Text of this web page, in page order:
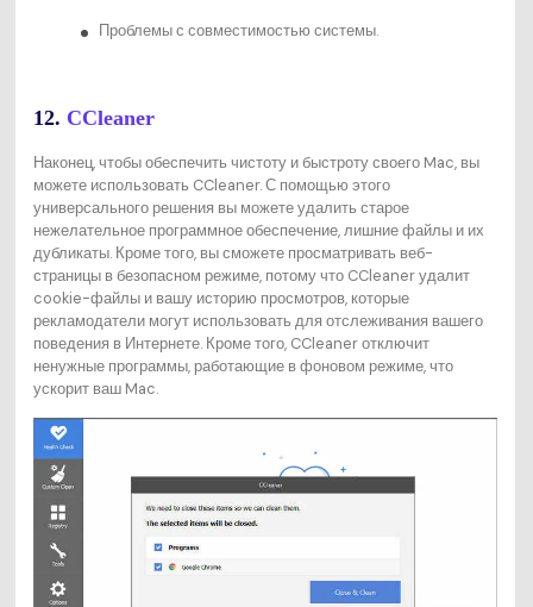
Проблемы с совместимостью системы.
12. CCleaner
Наконец, чтобы обеспечить чистоту и быстроту своего Mac, вы
можете использовать CCleaner. С помощью этого
универсального решения вы можете удалить старое
нежелательное программное обеспечение, лишние файлы и их
дубликаты. Кроме того, вы сможете просматривать веб-
страницы в безопасном режиме, потому что CCleaner удалит
cookie-файлы и вашу историю просмотров, которые
рекламодатели могут использовать для отслеживания вашего
поведения в Интернете. Кроме того, CCleaner отключит
ненужные программы, работающие в фоновом режиме, что
ускорит ваш Mac.